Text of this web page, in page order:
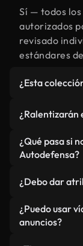
Sí — todos
autorizados
revisado
estándares
¿Esta
relacionado
por IA. Todo
¿Ralentizarán
No si
para web,
métricas
¿Qué pasa si
Autodefensa?
Studio.
atardecer", y
conforme a
¿Debo dar
No es
biblioteca
¿Puedo usar
anuncios?